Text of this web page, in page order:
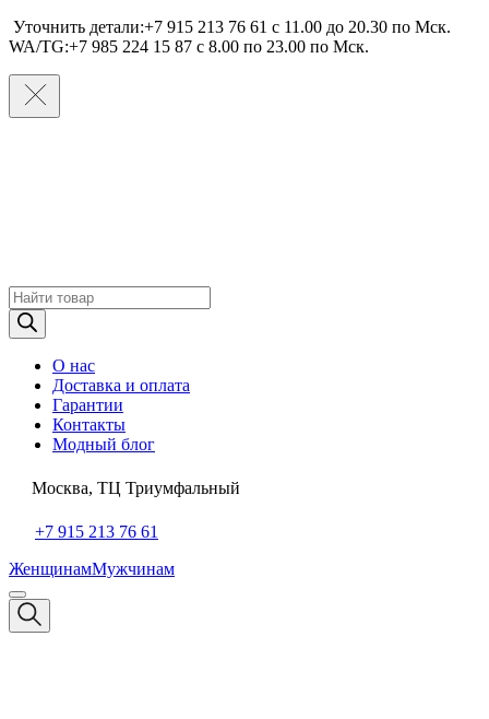
Уточнить детали:+7 915 213 76 61 c 11.00 до 20.30 по Мcк.
WA/TG:+7 985 224 15 87 c 8.00 по 23.00 по Мcк.
Поиск
товаров
О нас
Доставка и оплата
Гарантии
Контакты
Модный блог
Москва, ТЦ Триумфальный
+7 915 213 76 61
ЖенщинамМужчинам